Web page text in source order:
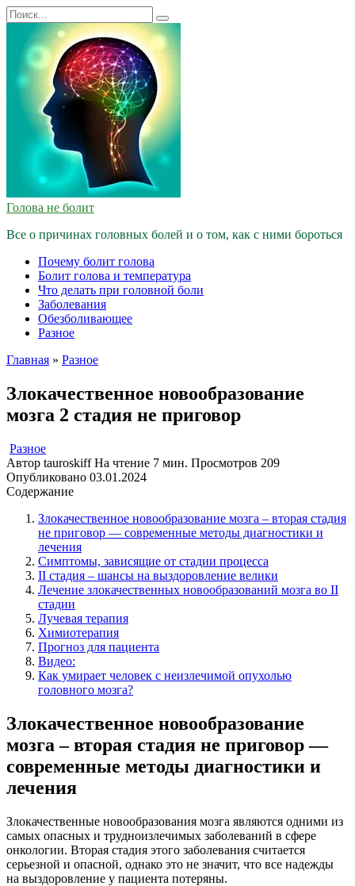
Перейти
к
содержанию
Search
for:
Голова не болит
Все о причинах головных болей и о том, как с ними бороться
Почему болит голова
Болит голова и температура
Что делать при головной боли
Заболевания
Обезболивающее
Разное
Главная » Разное
Злокачественное новообразование
мозга 2 стадия не приговор
Разное
Автор tauroskiff На чтение 7 мин. Просмотров 209
Опубликовано 03.01.2024
Содержание
Злокачественное новообразование мозга – вторая стадия
не приговор — современные методы диагностики и
лечения
Симптомы, зависящие от стадии процесса
II стадия – шансы на выздоровление велики
Лечение злокачественных новообразований мозга во II
стадии
Лучевая терапия
Химиотерапия
Прогноз для пациента
Видео:
Как умирает человек с неизлечимой опухолью
головного мозга?
Злокачественное новообразование
мозга – вторая стадия не приговор —
современные методы диагностики и
лечения
Злокачественные новообразования мозга являются одними из
самых опасных и трудноизлечимых заболеваний в сфере
онкологии. Вторая стадия этого заболевания считается
серьезной и опасной, однако это не значит, что все надежды
на выздоровление у пациента потеряны.